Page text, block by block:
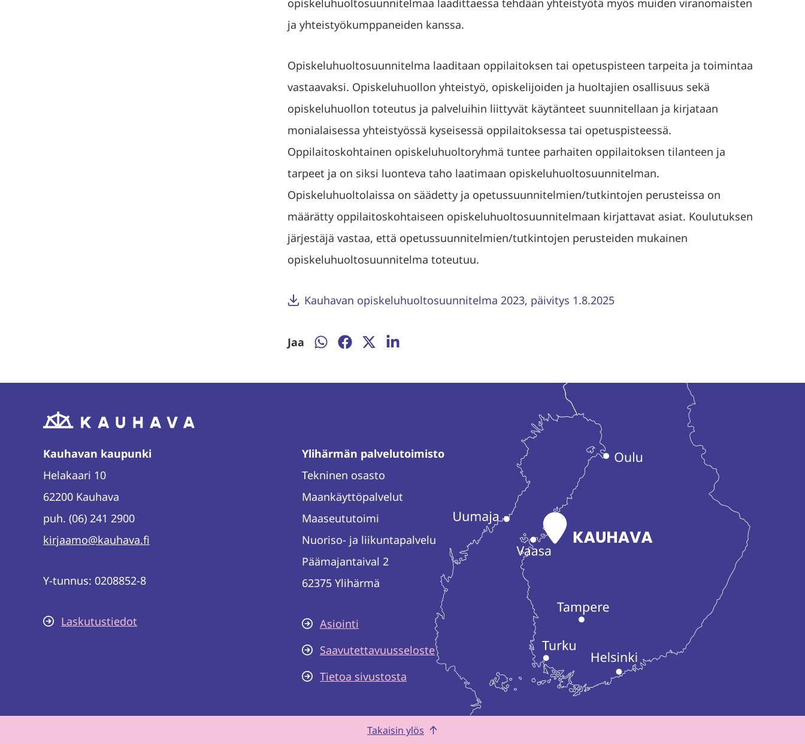
opiskeluhuoltosuunnitelmaa laadittaessa tehdään yhteistyötä myös muiden viranomaisten
ja yhteistyökumppaneiden kanssa.
Opiskeluhuoltosuunnitelma laaditaan oppilaitoksen tai opetuspisteen tarpeita ja toimintaa
vastaavaksi. Opiskeluhuollon yhteistyö, opiskelijoiden ja huoltajien osallisuus sekä
opiskeluhuollon toteutus ja palveluihin liittyvät käytänteet suunnitellaan ja kirjataan
monialaisessa yhteistyössä kyseisessä oppilaitoksessa tai opetuspisteessä.
Oppilaitoskohtainen opiskeluhuoltoryhmä tuntee parhaiten oppilaitoksen tilanteen ja
tarpeet ja on siksi luonteva taho laatimaan opiskeluhuoltosuunnitelman.
Opiskeluhuoltolaissa on säädetty ja opetussuunnitelmien/tutkintojen perusteissa on
määrätty oppilaitoskohtaiseen opiskeluhuoltosuunnitelmaan kirjattavat asiat. Koulutuksen
järjestäjä vastaa, että opetussuunnitelmien/tutkintojen perusteiden mukainen
opiskeluhuoltosuunnitelma toteutuu.
Kauhavan opiskeluhuoltosuunnitelma 2023, päivitys 1.8.2025
Jaa
Jaa
Jaa
Jaa
Jaa
Kauhavan kaupunki
Helakaari 10
62200 Kauhava
puh. (06) 241 2900
kirjaamo@kauhava.fi
Y-tunnus: 0208852-8
Laskutustiedot
Ylihärmän palvelutoimisto
Tekninen osasto
Maankäyttöpalvelut
Maaseututoimi
Nuoriso- ja liikuntapalvelu
Päämajantaival 2
62375 Ylihärmä
Asiointi
Saavutettavuusseloste
Tietoa sivustosta
Takaisin ylös